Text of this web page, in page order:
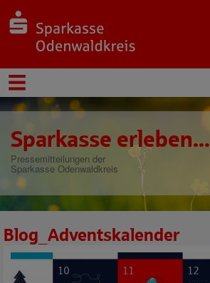
Sparkasse erleben...
Pressemitteilungen der
Sparkasse Odenwaldkreis
Blog_Adventskalender